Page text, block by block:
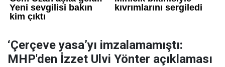
‘Çerçeve yasa’yı imzalamamıştı:
MHP'den İzzet Ulvi Yönter açıklaması